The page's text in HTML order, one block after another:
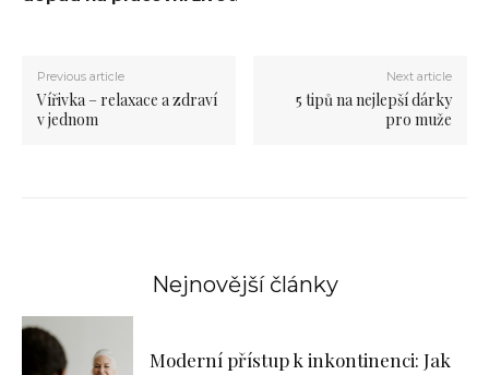
Previous article
Vířivka – relaxace a zdraví
v jednom
Next article
5 tipů na nejlepší dárky
pro muže
Nejnovější články
Moderní přístup k inkontinenci: Jak